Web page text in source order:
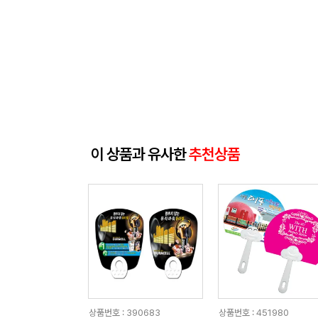
이 상품과 유사한추천상품
상품번호 : 390683 상품번호 : 451980